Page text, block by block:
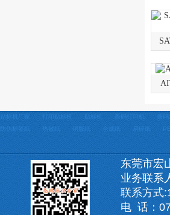
贴标机厂家 打印贴标机 贴标机 条码打印机
防伪标签纸
热敏纸 合成纸
东莞市宏
业务联系
联系方式
电 话：